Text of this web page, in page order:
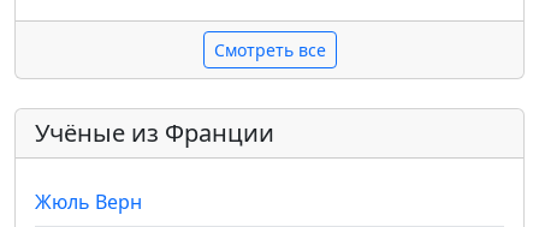
Смотреть все
Учёные из Франции
Жюль Верн